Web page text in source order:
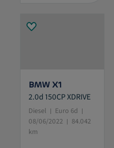
BMW X1
2.0d 150CP XDRIVE
Diesel
Euro 6d
08/06/2022
84.042
km